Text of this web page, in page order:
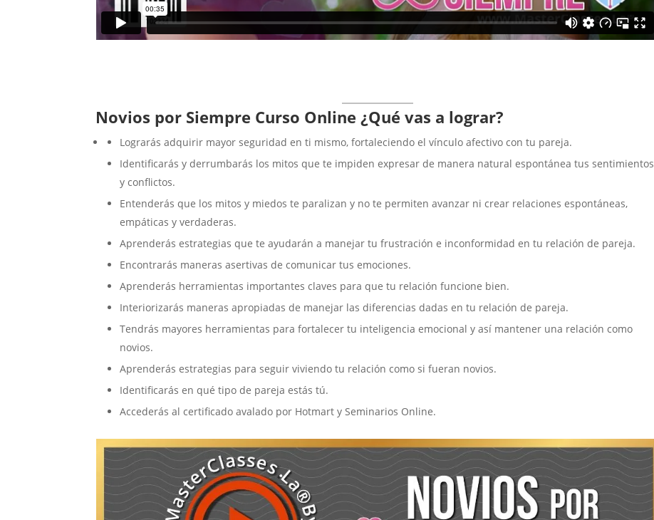
Novios por Siempre Curso Online ¿Qué vas a lograr?
Lograrás adquirir mayor seguridad en ti mismo, fortaleciendo el vínculo afectivo con tu pareja.
Identificarás y derrumbarás los mitos que te impiden expresar de manera natural espontánea tus sentimientos
y conflictos.
Entenderás que los mitos y miedos te paralizan y no te permiten avanzar ni crear relaciones espontáneas,
empáticas y verdaderas.
Aprenderás estrategias que te ayudarán a manejar tu frustración e inconformidad en tu relación de pareja.
Encontrarás maneras asertivas de comunicar tus emociones.
Aprenderás herramientas importantes claves para que tu relación funcione bien.
Interiorizarás maneras apropiadas de manejar las diferencias dadas en tu relación de pareja.
Tendrás mayores herramientas para fortalecer tu inteligencia emocional y así mantener una relación como
novios.
Aprenderás estrategias para seguir viviendo tu relación como si fueran novios.
Identificarás en qué tipo de pareja estás tú.
Accederás al certificado avalado por Hotmart y Seminarios Online.